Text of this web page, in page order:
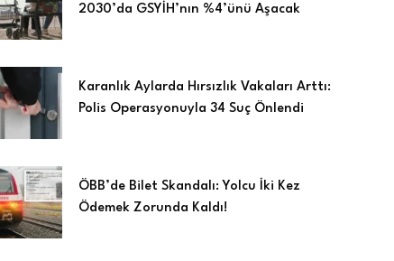
2030’da GSYİH’nın %4’ünü Aşacak
Karanlık Aylarda Hırsızlık Vakaları Arttı:
Polis Operasyonuyla 34 Suç Önlendi
ÖBB’de Bilet Skandalı: Yolcu İki Kez
Ödemek Zorunda Kaldı!